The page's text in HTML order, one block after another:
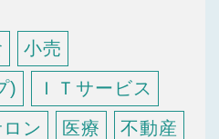
小売
)
ＩＴサービス
ン 医療
不動産